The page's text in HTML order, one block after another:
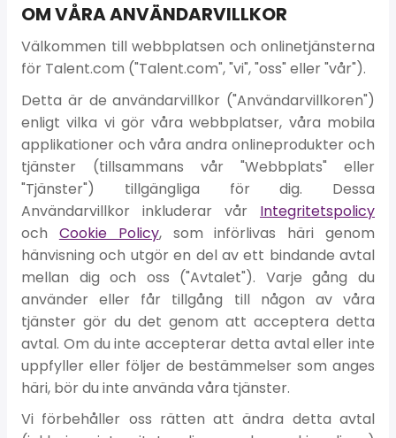
OM VÅRA ANVÄNDARVILLKOR
Välkommen till webbplatsen och onlinetjänsterna
för Talent.com ("Talent.com", "vi", "oss" eller "vår").
Detta är de användarvillkor ("Användarvillkoren")
enligt vilka vi gör våra webbplatser, våra mobila
applikationer och våra andra onlineprodukter och
tjänster (tillsammans vår "Webbplats" eller
"Tjänster") tillgängliga för dig. Dessa
Användarvillkor inkluderar vår Integritetspolicy
och Cookie Policy, som införlivas häri genom
hänvisning och utgör en del av ett bindande avtal
mellan dig och oss ("Avtalet"). Varje gång du
använder eller får tillgång till någon av våra
tjänster gör du det genom att acceptera detta
avtal. Om du inte accepterar detta avtal eller inte
uppfyller eller följer de bestämmelser som anges
häri, bör du inte använda våra tjänster.
Vi förbehåller oss rätten att ändra detta avtal